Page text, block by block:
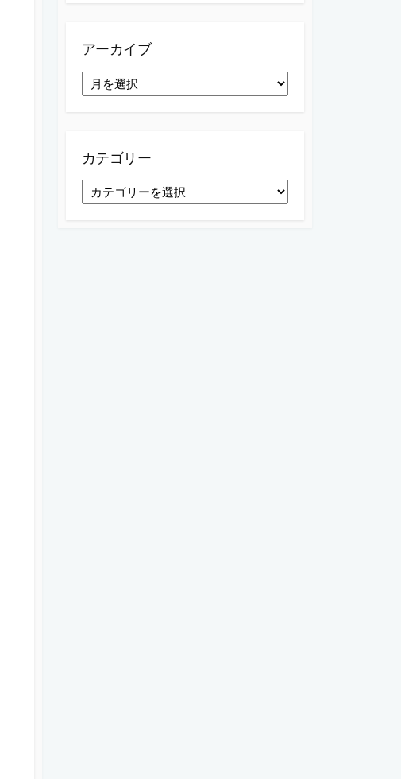
アーカイブ
ー
カテゴリー
カ
テ